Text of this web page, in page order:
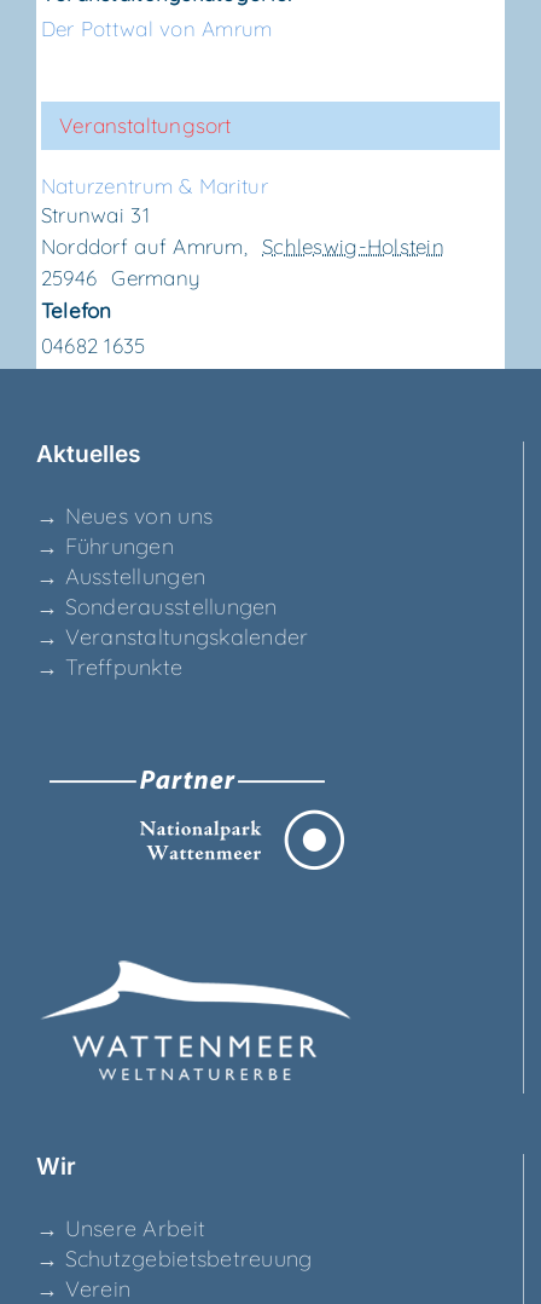
Der Pottwal von Amrum
Veranstaltungsort
Natur­zen­trum & Maritur
Strunwai 31
Norddorf auf Amrum
Schleswig-Holstein
25946 Germany
Telefon
04682 1635
Aktu­el­les
→ Neu­es von uns
→ Füh­run­gen
→ Aus­stel­lun­gen
→ Son­der­aus­stel­lun­gen
→ Ver­an­stal­tungs­ka­len­der
→ Treff­punk­te
Wir
→ Unse­re Arbeit
→ Schutz­ge­biets­be­treu­ung
→ Ver­ein